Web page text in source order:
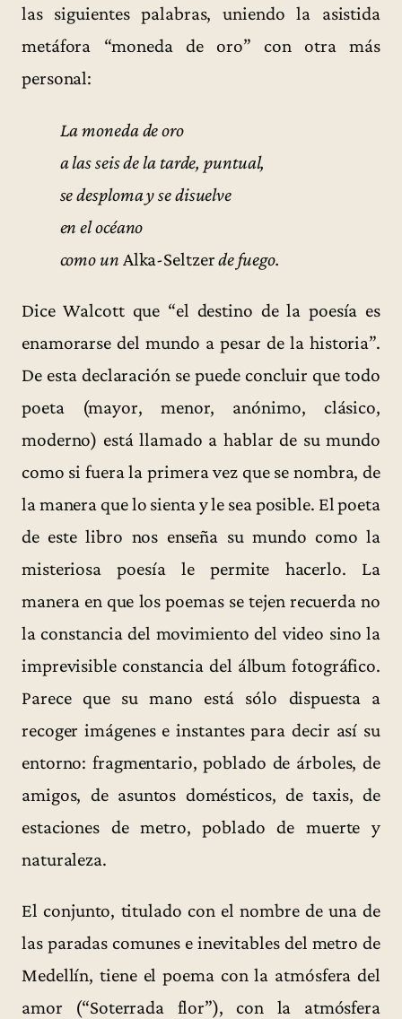
las siguientes palabras, uniendo la asistida
metáfora “moneda de oro” con otra más
personal:
La moneda de oro
a las seis de la tarde, puntual,
se desploma y se disuelve
en el océano
como un Alka-Seltzerde fuego.
Dice Walcott que “el destino de la poesía es
enamorarse del mundo a pesar de la historia”.
De esta declaración se puede concluir que todo
poeta (mayor, menor, anónimo, clásico,
moderno) está llamado a hablar de su mundo
como si fuera la primera vez que se nombra, de
la manera que lo sienta y le sea posible. El poeta
de este libro nos enseña su mundo como la
misteriosa poesía le permite hacerlo. La
manera en que los poemas se tejen recuerda no
la constancia del movimiento del video sino la
imprevisible constancia del álbum fotográfico.
Parece que su mano está sólo dispuesta a
recoger imágenes e instantes para decir así su
entorno: fragmentario, poblado de árboles, de
amigos, de asuntos domésticos, de taxis, de
estaciones de metro, poblado de muerte y
naturaleza.
El conjunto, titulado con el nombre de una de
las paradas comunes e inevitables del metro de
Medellín, tiene el poema con la atmósfera del
amor (“Soterrada flor”), con la atmósfera